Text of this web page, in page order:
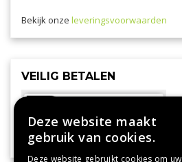
Bekijk onze leveringsvoorwaarden
VEILIG BETALEN
Deze website maakt
gebruik van cookies.
Deze website gebruikt cookies om uw